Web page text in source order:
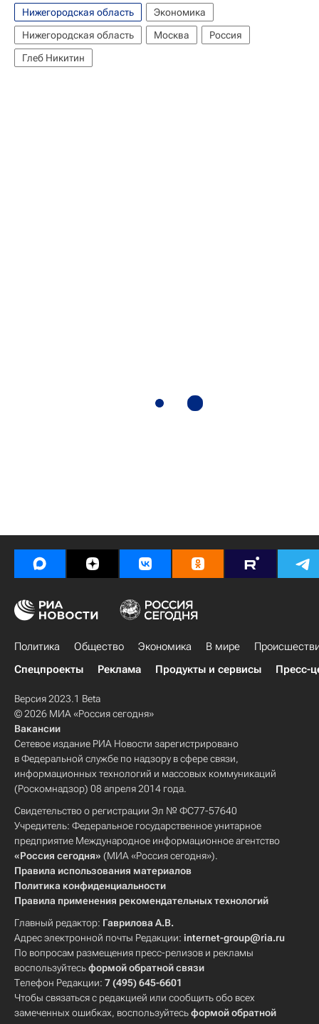
Нижегородская область
Экономика
Нижегородская область
Москва
Россия
Глеб Никитин
Политика Общество Экономика В мире
Спецпроекты
Реклама Продукты и сервисы Пресс-
Версия 2023.1 Beta
© 2026 МИА «Россия сегодня»
Вакансии
Сетевое издание РИА Новости зарегистрировано
в Федеральной службе по надзору в сфере связи,
информационных технологий и массовых коммуникаций
(Роскомнадзор) 08 апреля 2014 года.
Свидетельство о регистрации Эл № ФС77-57640
Учредитель: Федеральное государственное унитарное
предприятие Международное информационное агентство
«Россия сегодня» (МИА «Россия сегодня»).
Правила использования материалов
Политика конфиденциальности
Правила применения рекомендательных технологий
Главный редактор: Гаврилова А.В.
Адрес электронной почты Редакции: internet-group@ria.ru
По вопросам размещения пресс-релизов и рекламы
воспользуйтесьформой обратной связи
Телефон Редакции: 7 (495) 645-6601
Чтобы связаться с редакцией или сообщить обо всех
замеченных ошибках, воспользуйтесьформой обратной